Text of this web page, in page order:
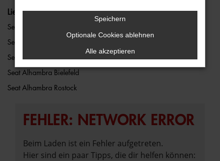
Lieferservice
Seat Alhambra Berlin
Seat Alhambra Hamburg
Seat Alhambra Bremen
Seat Alhambra Bielefeld
Seat Alhambra Rostock
FEHLER: NETWORK ERROR
Beim Laden ist ein Fehler aufgetreten.
Hier sind ein paar Tipps, die dir helfen können:
Speichern
Optionale Cookies ablehnen
Alle akzeptieren